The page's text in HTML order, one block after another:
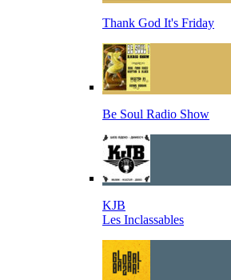
Thank God It's Friday
Be Soul Radio Show
KJB
Les Inclassables